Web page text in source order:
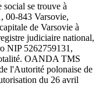
se trouve à
00-843 Varsovie,
de Varsovie à
judiciaire national,
NIP 5262759131,
OANDA TMS
l'Autorité polonaise de
du 26 avril